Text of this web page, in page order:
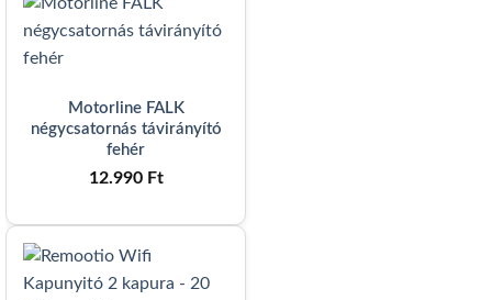
Motorline FALK
négycsatornás távirányító
fehér
12.990 Ft